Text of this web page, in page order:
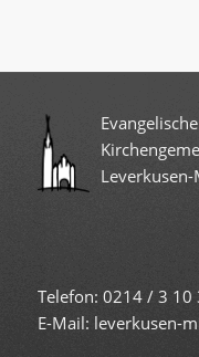
Evangelische
Telefon: 0214 / 3 10
E-Mail: leverkusen-